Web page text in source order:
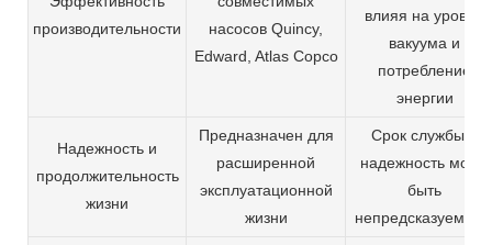
производительности
насосов Quincy,
Edward, Atlas Copco
влияя на уровни
вакуума и
потребление
энергии
Надежность и
продолжительность
жизни
Предназначен для
расширенной
эксплуатационной
жизни
Срок службы и
надежность могут
быть